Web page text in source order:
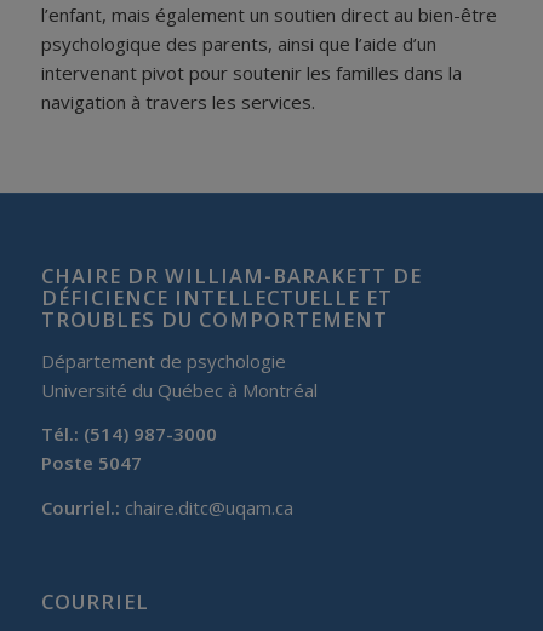
l’enfant, mais également un soutien direct au bien-être
psychologique des parents, ainsi que l’aide d’un
intervenant pivot pour soutenir les familles dans la
navigation à travers les services.
CHAIRE DR WILLIAM-BARAKETT DE
DÉFICIENCE INTELLECTUELLE ET
TROUBLES DU COMPORTEMENT
Département de psychologie
Université du Québec à Montréal
Tél.: (514) 987-3000
Poste 5047
Courriel.: chaire.ditc@uqam.ca
COURRIEL